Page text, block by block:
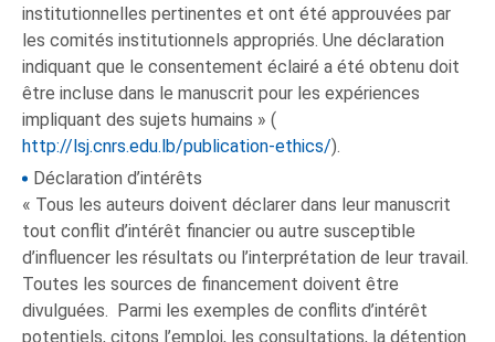
institutionnelles pertinentes et ont été approuvées par
les comités institutionnels appropriés. Une déclaration
indiquant que le consentement éclairé a été obtenu doit
être incluse dans le manuscrit pour les expériences
impliquant des sujets humains » (
http://lsj.cnrs.edu.lb/publication-ethics/).
Déclaration d’intérêts
« Tous les auteurs doivent déclarer dans leur manuscrit
tout conflit d’intérêt financier ou autre susceptible
d’influencer les résultats ou l’interprétation de leur travail.
Toutes les sources de financement doivent être
divulguées. Parmi les exemples de conflits d’intérêt
potentiels, citons l’emploi, les consultations, la détention